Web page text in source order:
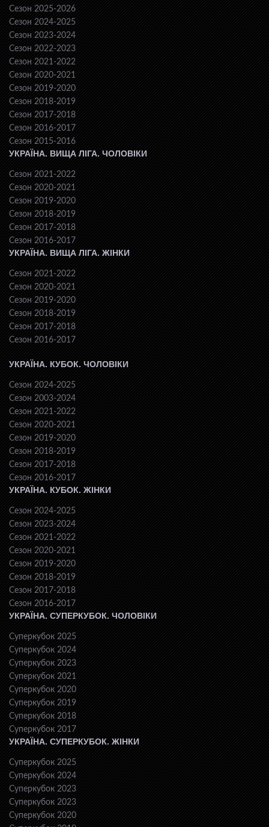
Сезон 2025-2026
Сезон 2024-2025
Сезон 2023-2024
Сезон 2022-2023
Сезон 2021-2022
Сезон 2020-2021
Сезон 2019-2020
Сезон 2018-2019
Сезон 2017-2018
Сезон 2016-2017
Сезон 2015-2016
УКРАЇНА. ВИЩА ЛІГА. ЧОЛОВІКИ
Сезон 2021-2022
Сезон 2020-2021
Сезон 2019-2020
Сезон 2018-2019
Сезон 2017-2018
Сезон 2016-2017
УКРАЇНА. ВИЩА ЛІГА. ЖІНКИ
Сезон 2021-2022
Сезон 2020-2021
Сезон 2019-2020
Сезон 2018-2019
Сезон 2017-2018
Сезон 2016-2017
УКРАЇНА. КУБОК. ЧОЛОВІКИ
Сезон 2024-2025
Сезон 2003-2024
Сезон 2021-2022
Сезон 2020-2021
Сезон 2019-2020
Сезон 2018-2019
Сезон 2017-2018
Сезон 2016-2017
УКРАЇНА. КУБОК. ЖІНКИ
Сезон 2024-2025
Сезон 2023-2024
Сезон 2021-2022
Сезон 2020-2021
Сезон 2019-2020
Сезон 2018-2019
Сезон 2017-2018
Сезон 2016-2017
УКРАЇНА. СУПЕРКУБОК. ЧОЛОВІКИ
Суперкубок 2025
Суперкубок 2024
Суперкубок 2023
Суперкубок 2021
Суперкубок 2020
Суперкубок 2019
Суперкубок 2018
Суперкубок 2017
УКРАЇНА. СУПЕРКУБОК. ЖІНКИ
Суперкубок 2025
Суперкубок 2024
Суперкубок 2023
Суперкубок 2023
Суперкубок 2020